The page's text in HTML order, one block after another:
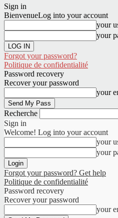
Sign in
BienvenueLog into your account
your
your
Forgot your password?
Politique de confidentialité
Password recovery
Recover your password
your
Recherche
Sign in
Welcome! Log into your account
your
your
Forgot your password? Get help
Politique de confidentialité
Password recovery
Recover your password
your